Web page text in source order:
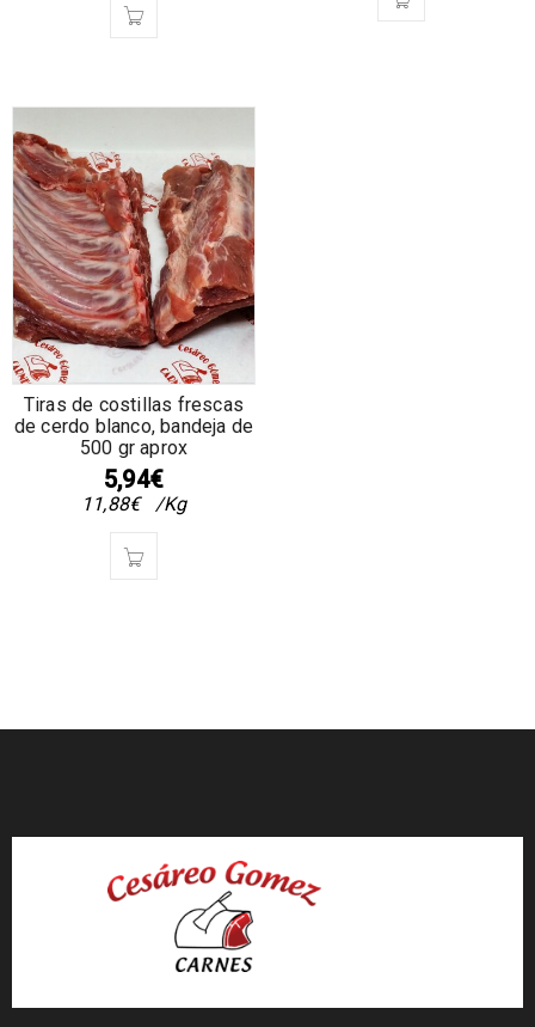
Tiras de costillas frescas
de cerdo blanco, bandeja de
500 gr aprox
5,94€
11,88€ /Kg